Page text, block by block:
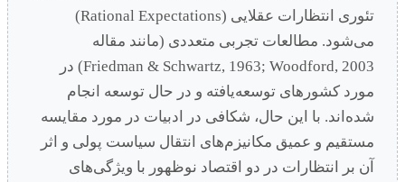
تئوری انتظارات عقلایی (Rational Expectations)
می‌شود. مطالعات تجربی متعددی (مانند مقاله
Friedman & Schwartz, 1963; Woodford, 2003) در
مورد کشورهای توسعه‌یافته و در حال توسعه انجام
شده‌اند. با این حال، شکافی در ادبیات در مورد مقایسه
مستقیم و عمیق مکانیزم‌های انتقال سیاست پولی و اثر
آن بر انتظارات در دو اقتصاد نوظهور با ویژگی‌های